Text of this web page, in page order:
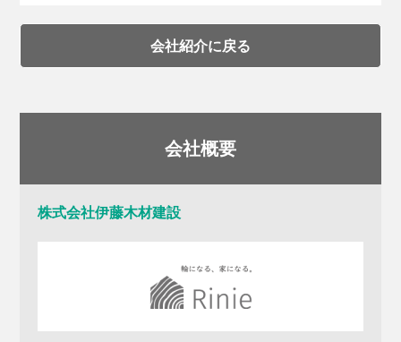
会社紹介に戻る
会社概要
株式会社伊藤木材建設